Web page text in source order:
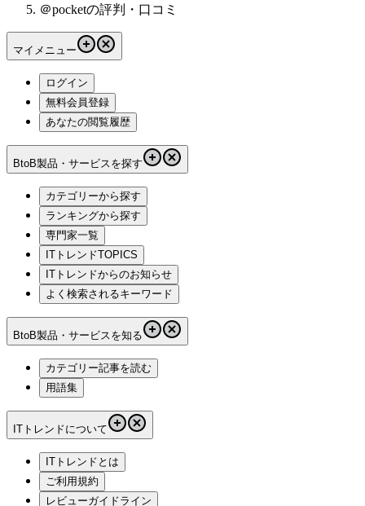
＠pocketの評判・口コミ
マイメニュー
ログイン
無料会員登録
あなたの閲覧履歴
BtoB製品・サービスを探す
カテゴリーから探す
ランキングから探す
専門家一覧
ITトレンドTOPICS
ITトレンドからのお知らせ
よく検索されるキーワード
BtoB製品・サービスを知る
カテゴリー記事を読む
用語集
ITトレンドについて
ITトレンドとは
ご利用規約
レビューガイドライン